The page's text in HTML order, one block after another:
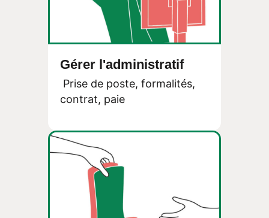
Gérer l'administratif
Prise de poste, formalités,
contrat, paie